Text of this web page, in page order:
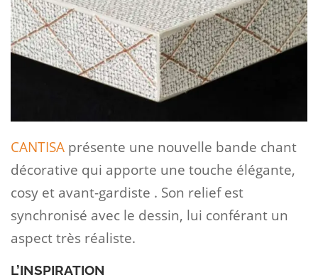
CANTISA présente une nouvelle bande chant
décorative qui apporte une touche élégante,
cosy et avant-gardiste . Son relief est
synchronisé avec le dessin, lui conférant un
aspect très réaliste.
L’INSPIRATION